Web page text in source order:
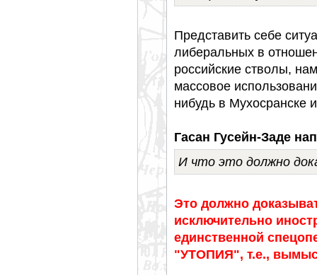
Представить себе
либеральных в
российские стволы,
массовое
нибудь в Мухосранске
Гасан Гусейн-Заде
И что это должно
Это должно
исключительно
единственной
"УТОПИЯ", т.е.,